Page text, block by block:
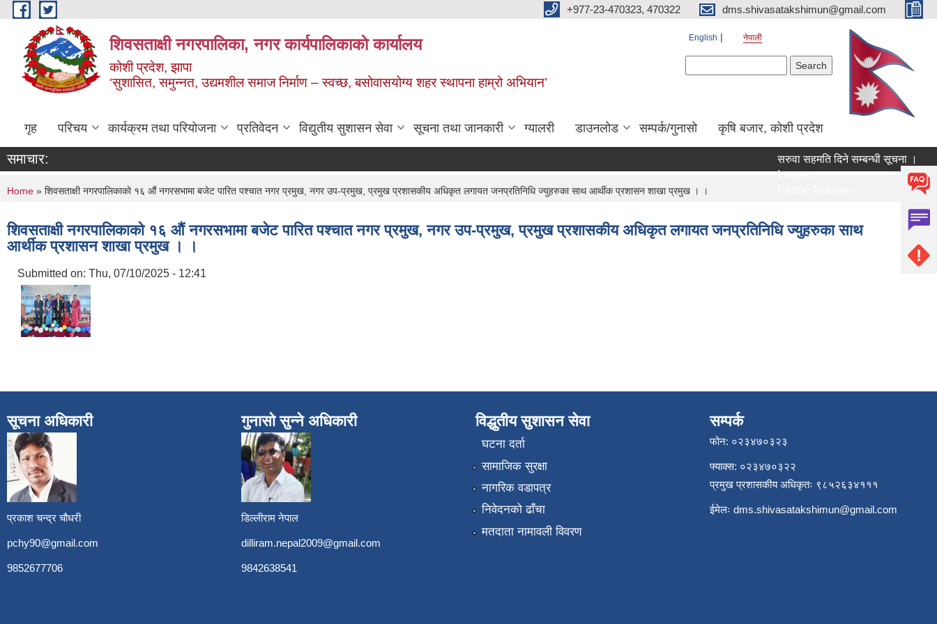
Skip to main content +977-23-470323, 470322 dms.shivasatakshimun@gmail.com
शिवसताक्षी नगरपालिका, नगर कार्यपालिकाकाे कार्यालय
कोशी प्रदेश, झापा
‘सुशासित, समुन्‍नत, उद्यमशील समाज निर्माण – स्वच्छ, बसोवासयोग्य शहर स्थापना हाम्रो अभियान’
English नेपाली
गृह परिचय कार्यक्रम तथा परियोजना प्रतिवेदन विद्युतीय सुशासन सेवा सूचना तथा जानकारी ग्यालरी डाउनलाेड सम्पर्क/गुनासाे कृषि बजार, कोशी प्रदेश
समाचार:
सरुवा सहमति दिने सम्बन्धी सूचना ।
Images:
You are here
Home » शिवसताक्षी नगरपालिकाको १६ औं नगरसभामा बजेट पारित पश्चात नगर प्रमुख, नगर उप-प्रमुख, प्रमुख प्रशासकीय अधिकृत लगायत जनप्रतिनिधि ज्युहरुका साथ आर्थीक प्रशासन शाखा प्रमुख । ।
शिवसताक्षी नगरपालिकाको १६ औं नगरसभामा बजेट पारित पश्चात नगर प्रमुख, नगर उप-प्रमुख, प्रमुख प्रशासकीय अधिकृत लगायत जनप्रतिनिधि ज्युहरुका साथ
आर्थीक प्रशासन शाखा प्रमुख । ।
Submitted on: Thu, 07/10/2025 - 12:41
सूचना अधिकारी
प्रकाश चन्द्र चौधरी
pchy90@gmail.com
9852677706
गुनासो सुन्ने अधिकारी
डिल्लीराम नेपाल
dilliram.nepal2009@gmail.com
9842638541
विद्धुतीय सुशासन सेवा
घटना दर्ता
सामाजिक सुरक्षा
नागरिक वडापत्र
निवेदनको ढाँचा
मतदाता नामावली विवरण
सम्पर्क
फोन: ०२३४७०३२३
फ्याक्स: ०२३४७०३२२
प्रमुख प्रशासकीय अधिकृतः ९८५२६३४१११
ईमेलः dms.shivasatakshimun@gmail.com